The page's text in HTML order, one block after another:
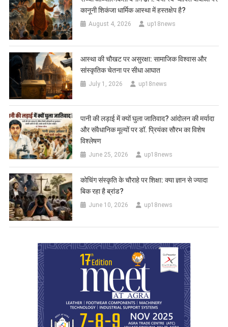
कानूनी शिकंजा धार्मिक आस्था में हस्तक्षेप है?
August 4, 2026 up18news
आस्था की चौखट पर असुरक्षा: सामाजिक विश्वास और
सांस्कृतिक चेतना पर सीधा आघात
July 1, 2026 up18news
पानी की लड़ाई में क्यों घुला जातिवाद? आंदोलन की मर्यादा
और संवैधानिक मूल्यों पर डॉ. प्रियंका सौरभ का विशेष
विश्लेषण
June 25, 2026 up18news
कोचिंग संस्कृति के चौराहे पर शिक्षा: क्या ज्ञान से ज्यादा
बिक रहा है ब्रांड?
June 10, 2026 up18news